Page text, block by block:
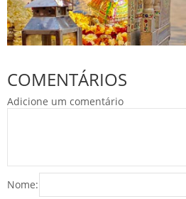
COMENTÁRIOS
Adicione um comentário
Nome: